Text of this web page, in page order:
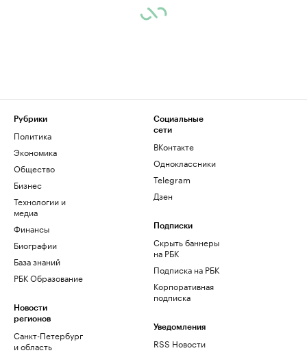
Рубрики
Политика
Экономика
Общество
Бизнес
Технологии и
медиа
Финансы
Биографии
База знаний
РБК Образование
Новости
регионов
Санкт-Петербург
и область
Социальные
сети
ВКонтакте
Одноклассники
Telegram
Дзен
Подписки
Скрыть баннеры
на РБК
Подписка на РБК
Корпоративная
подписка
Уведомления
RSS Новости